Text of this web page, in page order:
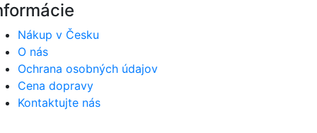
Nákup v Česku
O nás
Ochrana osobných údajov
Cena dopravy
Kontaktujte nás